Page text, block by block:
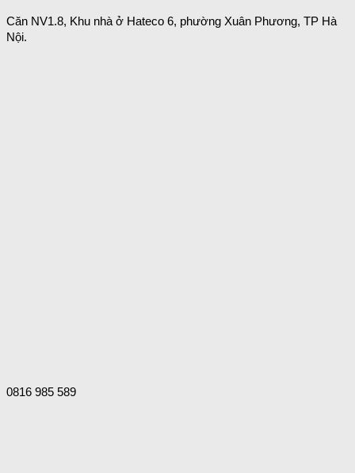
Căn NV1.8, Khu nhà ở Hateco 6, phường Xuân Phương, TP Hà
Nội.
0816 985 589